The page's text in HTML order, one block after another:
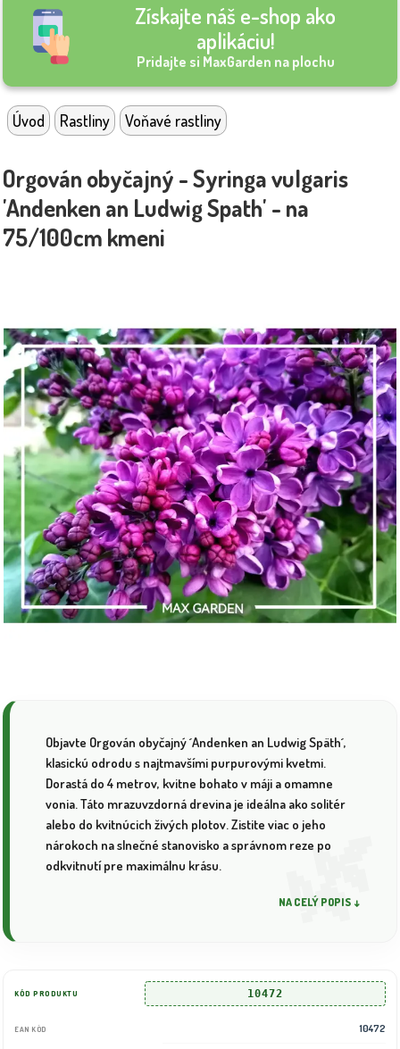
Získajte náš e-shop ako
aplikáciu!
Pridajte si MaxGarden na plochu
Úvod Rastliny Voňavé rastliny
Orgován obyčajný - Syringa vulgaris
'Andenken an Ludwig Spath' - na
75/100cm kmeni
Objavte Orgován obyčajný ´Andenken an Ludwig Späth´,
klasickú odrodu s najtmavšími purpurovými kvetmi.
Dorastá do 4 metrov, kvitne bohato v máji a omamne
vonia. Táto mrazuvzdorná drevina je ideálna ako solitér
alebo do kvitnúcich živých plotov. Zistite viac o jeho
nárokoch na slnečné stanovisko a správnom reze po
odkvitnutí pre maximálnu krásu.
NA CELÝ POPIS ↓
KÓD PRODUKTU 10472
EAN KÓD 10472